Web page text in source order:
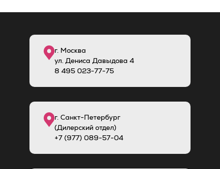
г. Москва
ул. Дениса Давыдова 4
8 495 023-77-75
г. Санкт-Петербург
(Дилерский отдел)
+7 (977) 089-57-04